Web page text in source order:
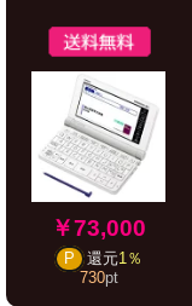
￥73,000
P 還元1％
730pt